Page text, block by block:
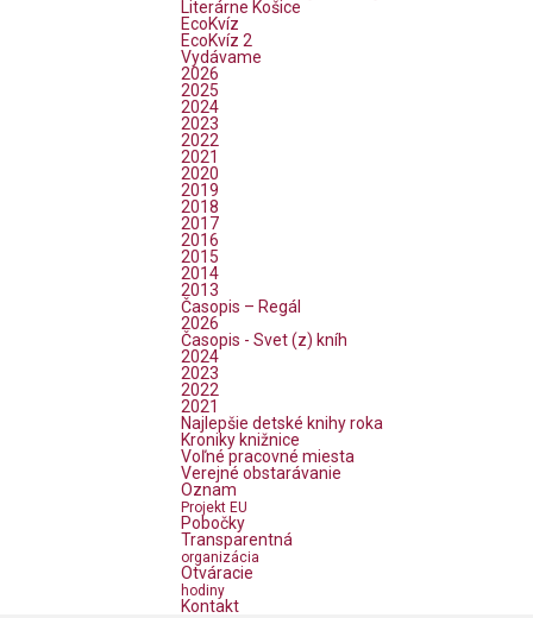
Literárne Košice
EcoKvíz
EcoKvíz 2
Vydávame
2026
2025
2024
2023
2022
2021
2020
2019
2018
2017
2016
2015
2014
2013
Časopis – Regál
2026
Časopis - Svet (z) kníh
2024
2023
2022
2021
Najlepšie detské knihy roka
Kroniky knižnice
Voľné pracovné miesta
Verejné obstarávanie
Oznam
Projekt EU
Pobočky
Transparentná
organizácia
Otváracie
hodiny
Kontakt